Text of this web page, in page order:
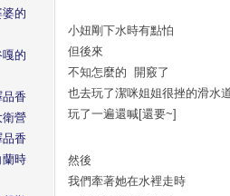
小妞剛下水時有點怕
但後來
不知怎麼的 開竅了
也去玩了潔咪姐姐很挫的滑水
玩了一遍還喊[還要~]
然後
我們牽著她在水裡走時
的
的
香
衛營
香
蘭時